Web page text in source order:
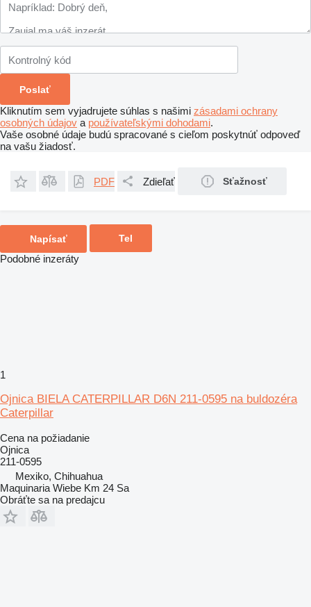
Kliknutím sem vyjadrujete súhlas s našimi zásadami ochrany
osobných údajov a používateľskými dohodami.
Vaše osobné údaje budú spracované s cieľom poskytnúť odpoveď
na vašu žiadosť.
PDF Zdieľať Sťažnosť
Napísať Tel
Podobné inzeráty
1
Ojnica BIELA CATERPILLAR D6N 211-0595 na buldozéra
Caterpillar
Cena na požiadanie
Ojnica
211-0595
Mexiko, Chihuahua
Maquinaria Wiebe Km 24 Sa
Obráťte sa na predajcu